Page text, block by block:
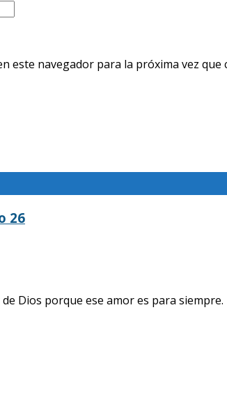
este navegador para la próxima vez que
26
Dios porque ese amor es para